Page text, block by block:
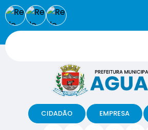
CIDADÃO EMPRESA